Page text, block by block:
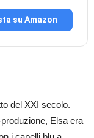
su Amazon
del XXI secolo.
Elsa era